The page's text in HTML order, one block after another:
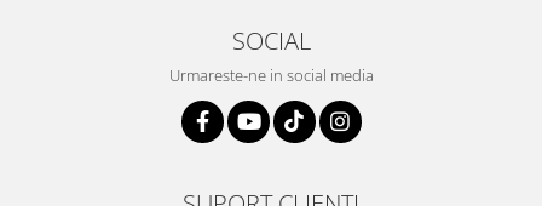
SOCIAL
Urmareste-ne in social media